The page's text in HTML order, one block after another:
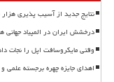
نتایج جدید از آسیب پذیری هزار
درخشش ایران در المپیاد
وقتی مایکروسافت اپل را نجات
اهدای جایزه چهره برجسته علمی